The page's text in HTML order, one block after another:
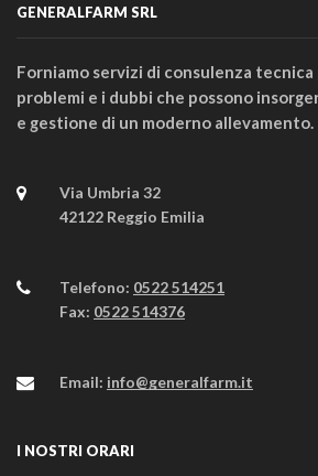
GENERALFARM SRL
Forniamo servizi di consulenza
problemi e i dubbi che possono
e gestione di un moderno allevamento.
Via Umbria 32
42122 Reggio Emilia
Telefono: 0522 514251
Fax: 0522 514376
Email: info@generalfarm.it
I NOSTRI ORARI